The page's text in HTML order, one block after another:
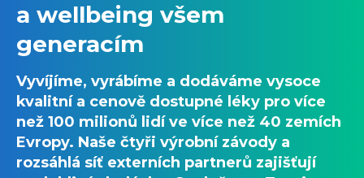
a wellbeing všem
generacím
Vyvíjíme, vyrábíme a dodáváme vysoce
kvalitní a cenově dostupné léky pro více
než 100 milionů lidí ve více než 40 zemích
Evropy. Naše čtyři výrobní závody a
rozsáhlá síť externích partnerů zajišťují